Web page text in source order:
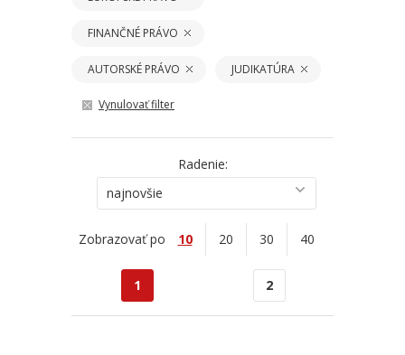
FINANČNÉ PRÁVO
AUTORSKÉ PRÁVO JUDIKATÚRA
Vynulovať filter
Radenie:
najnovšie
Zobrazovať po 10 20 30 40
1 2